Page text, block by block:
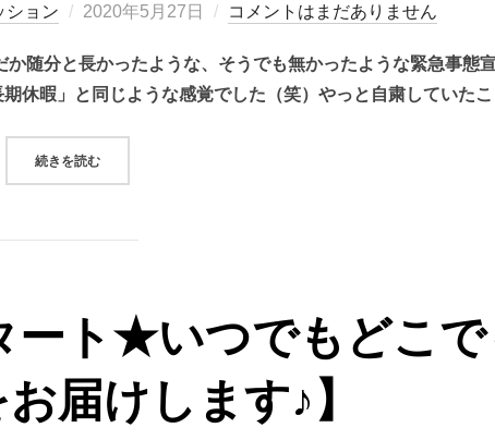
ション
投
日:
2020年5月27日 コメントはまだありません
随分と長かったような、そうでも無かったような緊急事態
休暇」と同じような感覚でした（笑）やっと自粛していた
続きを読む“緊急事態宣言解除とパッションと”
ート★いつでもどこ
届けします♪】